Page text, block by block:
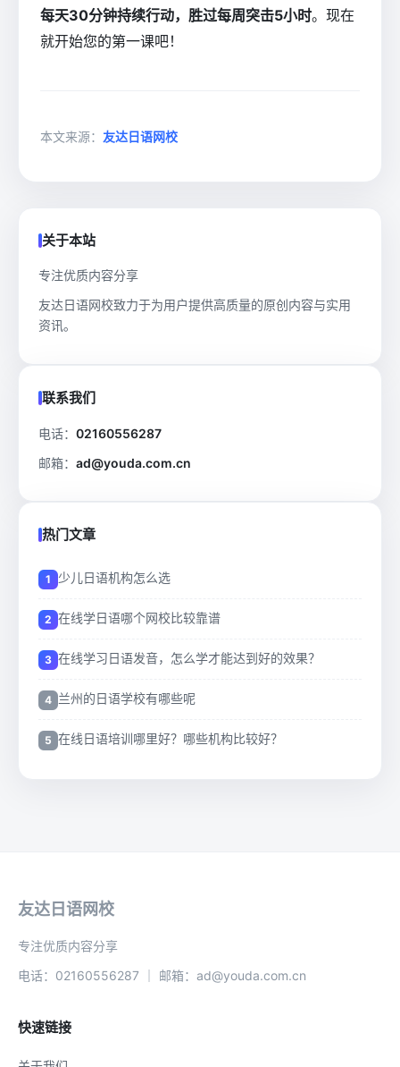
每天30分钟持续行动，胜过每周突击5小时。现在
就开始您的第一课吧！
本文来源： 友达日语网校
关于本站
专注优质内容分享
友达日语网校致力于为用户提供高质量的原创内容与实用
资讯。
联系我们
电话： 02160556287
邮箱： ad@youda.com.cn
热门文章
少儿日语机构怎么选
在线学日语哪个网校比较靠谱
在线学习日语发音，怎么学才能达到好的效果？
兰州的日语学校有哪些呢
在线日语培训哪里好？哪些机构比较好？
友达日语网校
专注优质内容分享
电话：02160556287 ｜ 邮箱：ad@youda.com.cn
快速链接